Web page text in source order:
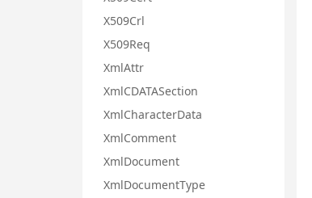
X509Crl
X509Req
XmlAttr
XmlCDATASection
XmlCharacterData
XmlComment
XmlDocument
XmlDocumentType